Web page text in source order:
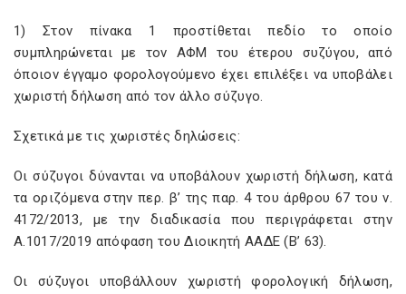
1) Στον πίνακα 1 προστίθεται πεδίο το οποίο
συμπληρώνεται με τον ΑΦΜ του έτερου συζύγου, από
όποιον έγγαμο φορολογούμενο έχει επιλέξει να υποβάλει
χωριστή δήλωση από τον άλλο σύζυγο.
Σχετικά με τις χωριστές δηλώσεις:
Οι σύζυγοι δύνανται να υποβάλουν χωριστή δήλωση, κατά
τα οριζόμενα στην περ. β’ της παρ. 4 του άρθρου 67 του ν.
4172/2013, με την διαδικασία που περιγράφεται στην
Α.1017/2019 απόφαση του Διοικητή ΑΑΔΕ (Β’ 63).
Οι σύζυγοι υποβάλλουν χωριστή φορολογική δήλωση,